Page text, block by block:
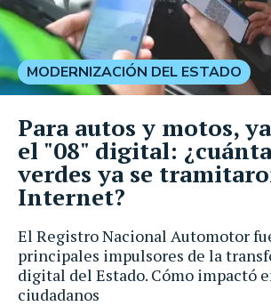
El Registro Nacional Automotor
principales impulsores de la
digital del Estado. Cómo impactó
ciudadanos
MODERNIZACIÓN DEL ESTADO
Para autos y motos,
el "08" digital:
verdes ya se
Internet?